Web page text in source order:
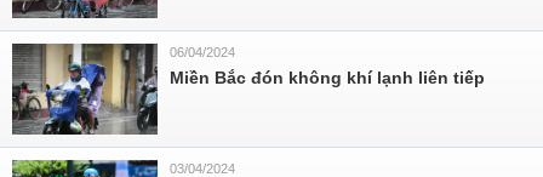
06/04/2024
Miền Bắc đón không khí lạnh liên tiếp
03/04/2024